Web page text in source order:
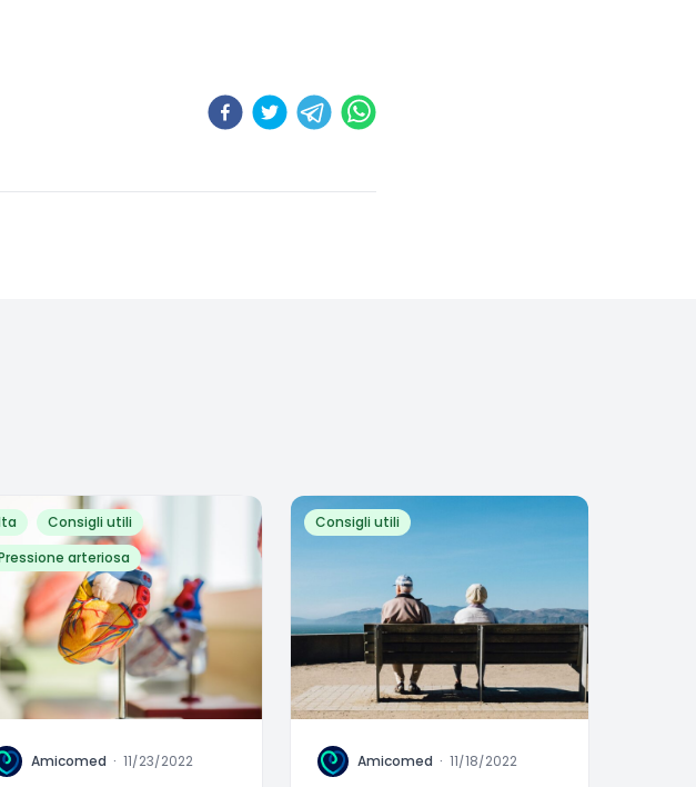
Consigli utili
arteriosa
A Amicomed · 11/23/2022
Consigli utili
A Amicomed · 11/18/2022